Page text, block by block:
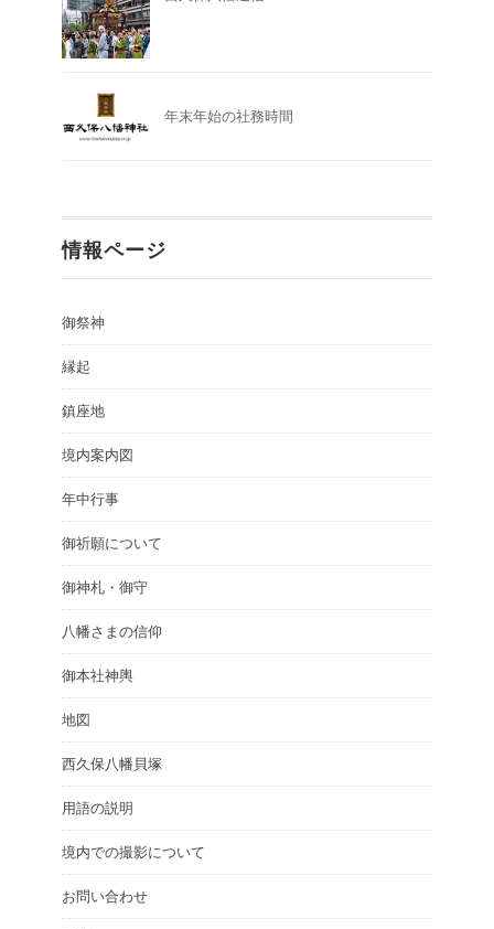
年末年始の社務時間
情報ページ
御祭神
縁起
鎮座地
境内案内図
年中行事
御祈願について
御神札・御守
八幡さまの信仰
御本社神輿
地図
西久保八幡貝塚
用語の説明
境内での撮影について
お問い合わせ